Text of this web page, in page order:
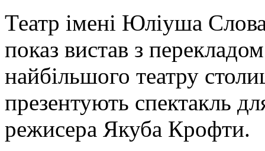
Театр імені Юліуша
показ вистав з
найбільшого театру
презентують спектакль
режисера Якуба Крофти.